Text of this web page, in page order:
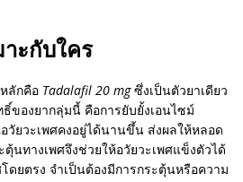
ะกับใคร
ลักคือ Tadalafil 20 mgซึ่งเป็นตัวยาเดียว
ธิ์ของยากลุ่มนี้ คือการยับยั้งเอนไซม์
วัยวะเพศคงอยู่ได้นานขึ้น ส่งผลให้หลอด
นทางเพศจึงช่วยให้อวัยวะเพศแข็งตัวได้
ยตรง จำเป็นต้องมีการกระตุ้นหรือความ